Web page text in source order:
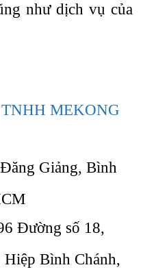
như dịch vụ của
MEKONG
Giảng, Bình
Đường số 18,
Bình Chánh,